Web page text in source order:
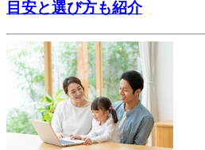
目安と選び方も紹介